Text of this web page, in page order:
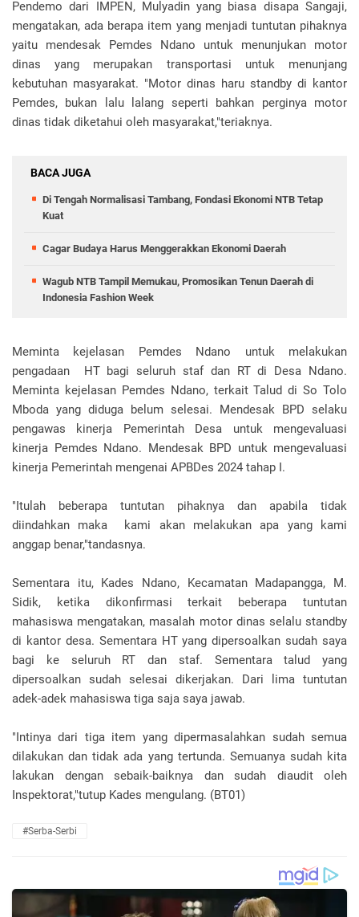
Pendemo dari IMPEN, Mulyadin yang biasa disapa Sangaji,
mengatakan, ada berapa item yang menjadi tuntutan pihaknya
yaitu mendesak Pemdes Ndano untuk menunjukan motor
dinas yang merupakan transportasi untuk menunjang
kebutuhan masyarakat. "Motor dinas haru standby di kantor
Pemdes, bukan lalu lalang seperti bahkan perginya motor
dinas tidak diketahui oleh masyarakat,"teriaknya.
BACA JUGA
Di Tengah Normalisasi Tambang, Fondasi Ekonomi NTB Tetap
Kuat
Cagar Budaya Harus Menggerakkan Ekonomi Daerah
Wagub NTB Tampil Memukau, Promosikan Tenun Daerah di
Indonesia Fashion Week
Meminta kejelasan Pemdes Ndano untuk melakukan
pengadaan HT bagi seluruh staf dan RT di Desa Ndano.
Meminta kejelasan Pemdes Ndano, terkait Talud di So Tolo
Mboda yang diduga belum selesai. Mendesak BPD selaku
pengawas kinerja Pemerintah Desa untuk mengevaluasi
kinerja Pemdes Ndano. Mendesak BPD untuk mengevaluasi
kinerja Pemerintah mengenai APBDes 2024 tahap I.
"Itulah beberapa tuntutan pihaknya dan apabila tidak
diindahkan maka kami akan melakukan apa yang kami
anggap benar,"tandasnya.
Sementara itu, Kades Ndano, Kecamatan Madapangga, M.
Sidik, ketika dikonfirmasi terkait beberapa tuntutan
mahasiswa mengatakan, masalah motor dinas selalu standby
di kantor desa. Sementara HT yang dipersoalkan sudah saya
bagi ke seluruh RT dan staf. Sementara talud yang
dipersoalkan sudah selesai dikerjakan. Dari lima tuntutan
adek-adek mahasiswa tiga saja saya jawab.
"Intinya dari tiga item yang dipermasalahkan sudah semua
dilakukan dan tidak ada yang tertunda. Semuanya sudah kita
lakukan dengan sebaik-baiknya dan sudah diaudit oleh
Inspektorat,"tutup Kades mengulang. (BT01)
#Serba-Serbi